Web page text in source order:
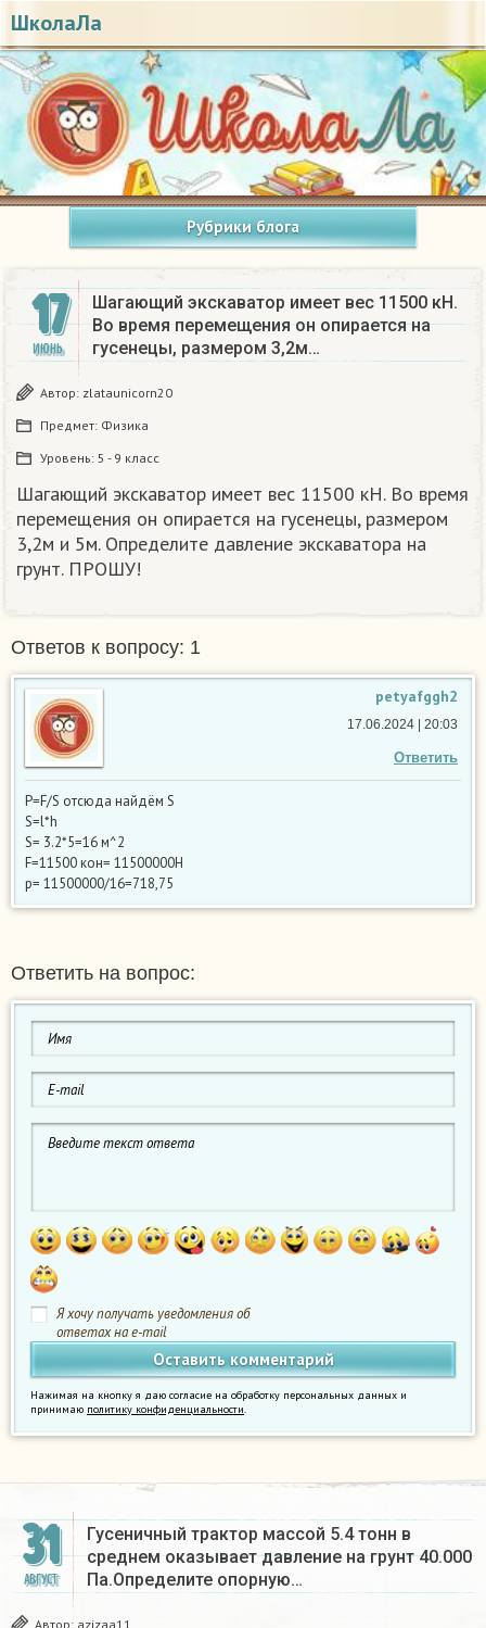
ШколаЛа
Рубрики блога
17
ИЮНЬ
Шагающий экскаватор имеет вес 11500 кН.
Во время перемещения он опирается на
гусенецы, размером 3,2м…
Автор: zlataunicorn20
Предмет: Физика
Уровень: 5 - 9 класс
Шагающий экскаватор имеет вес 11500 кН. Во время
перемещения он опирается на гусенецы, размером
3,2м и 5м. Определите давление экскаватора на
грунт. ПРОШУ!
Ответов к вопросу: 1
petyafggh2
Ответить
17.06.2024 | 20:03
P=F/S отсюда найдём S
S=l*h
S= 3.2*5=16 м^2
F=11500 кон= 11500000Н
p= 11500000/16=718,75
Ответить на вопрос:
Я хочу получать уведомления об
ответах на e-mail
Нажимая на кнопку я даю согласие на обработку персональных данных и
принимаю политику конфиденциальности.
31
АВГУСТ
Гусеничный трактор массой 5.4 тонн в
среднем оказывает давление на грунт 40.000
Па.Определите опорную…
Автор: azizaa11